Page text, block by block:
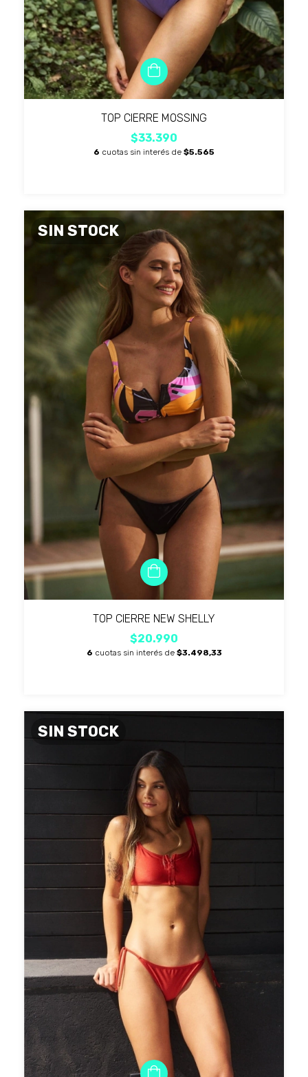
TOP CIERRE MOSSING
$33.390
6 cuotas sin interés de $5.565
SIN STOCK
TOP CIERRE NEW SHELLY
$20.990
6 cuotas sin interés de $3.498,33
SIN STOCK